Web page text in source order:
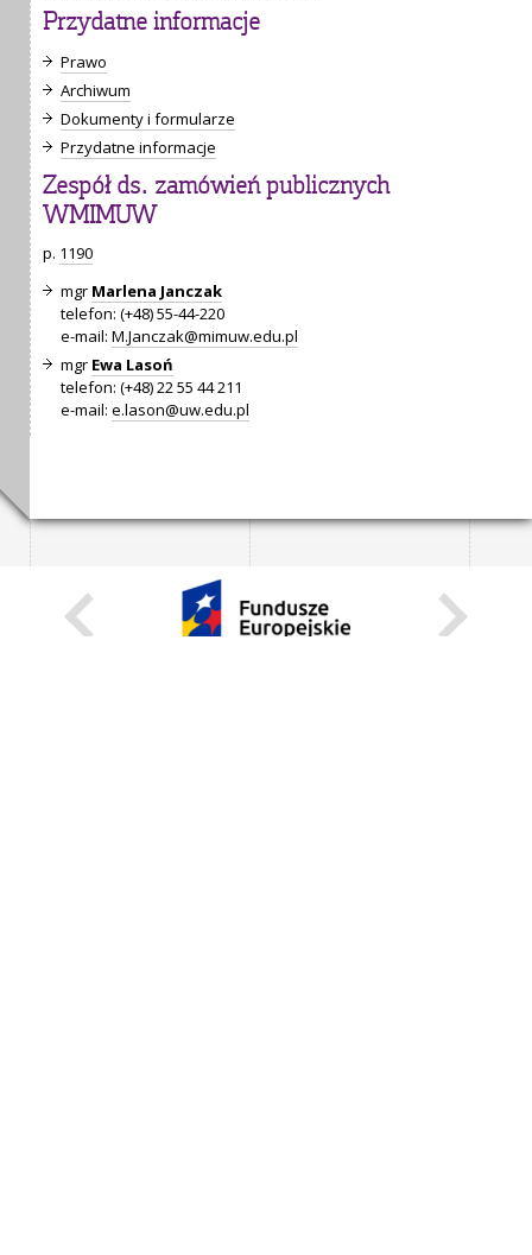
Przydatne informacje
Prawo
Archiwum
Dokumenty i formularze
Przydatne informacje
Zespół ds. zamówień publicznych
WMIMUW
p. 1190
mgr Marlena Janczak
telefon: (+48) 55-44-220
e-mail: M.Janczak@mimuw.edu.pl
mgr Ewa Lasoń
telefon: (+48) 22 55 44 211
e-mail: e.lason@uw.edu.pl